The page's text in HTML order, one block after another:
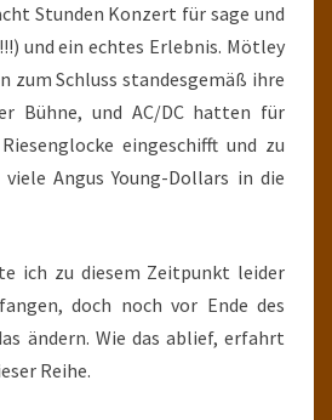
Stunden Konzert für sage und
und ein echtes Erlebnis. Mötley
zum Schluss standesgemäß ihre
Bühne, und AC/DC hatten für
eingeschifft und zu
Angus Young-Dollars in die
ich zu diesem Zeitpunkt leider
doch noch vor Ende des
ändern. Wie das ablief, erfahrt
Reihe.